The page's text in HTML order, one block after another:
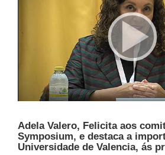
Adela Valero, Felicita aos
Symposium, e destaca a
Universidade de Valencia, ás